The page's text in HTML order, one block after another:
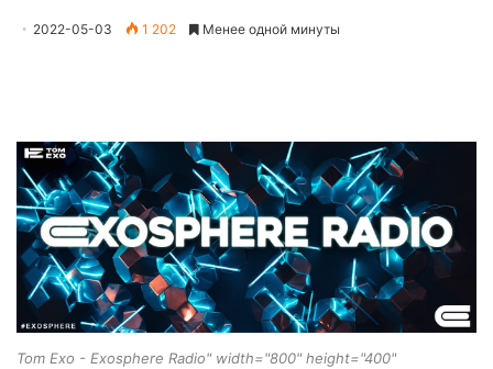
2022-05-03 1 202 Менее одной минуты
Tom Exo - Exosphere Radio" width="800" height="400"